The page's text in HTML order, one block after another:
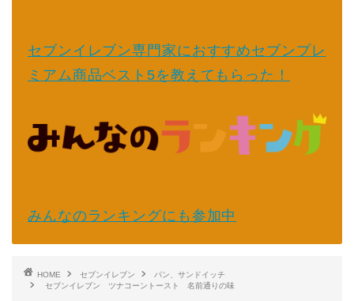
セブンイレブン専門家におすすめセブンプレ
ミアム商品ベスト5を教えてもらった！
みんなのランキングにも参加中
HOME セブンイレブン
パン、サンドイッチ
セブンイレブン ツナコーントースト 名前通りの味